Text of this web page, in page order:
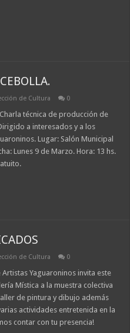
de Cultura 0
técnica de producción de
a interesados y a los
Lugar: Salón Municipal
Lunes 9 de Marzo. Hora: 13 hs.
de Cultura 0
Artistas Yaguaroninos invita este
Mística a la muestra colectiva
de pintura y dibujo además
actividades entretenida en la
contar con tu presencia!